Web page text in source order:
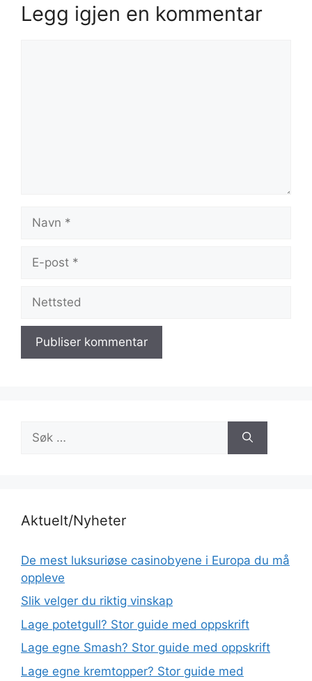
Legg igjen en kommentar
post
etter:
Aktuelt/Nyheter
De mest luksuriøse casinobyene i Europa du må
oppleve
Slik velger du riktig vinskap
Lage potetgull? Stor guide med oppskrift
Lage egne Smash? Stor guide med oppskrift
Lage egne kremtopper? Stor guide med